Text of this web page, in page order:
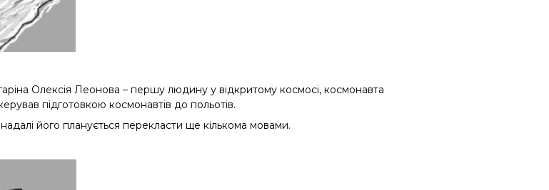
Олексія Леонова – першу людину у відкритому космосі, космонавта
підготовкою космонавтів до польотів.
його планується перекласти ще кількома мовами.